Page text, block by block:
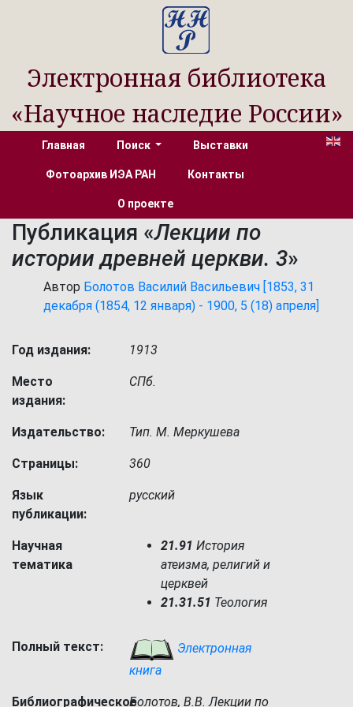
Электронная библиотека
«Научное наследие России»
Главная Поиск Выставки
Фотоархив ИЭА РАН Контакты
О проекте
Публикация «Лекции по
истории древней церкви. 3»
Автор Болотов Василий Васильевич [1853, 31
декабря (1854, 12 января) - 1900, 5 (18) апреля]
Год издания: 1913
Место
издания:
СПб.
Издательство: Тип. М. Меркушева
Страницы: 360
Язык
публикации:
русский
Научная
тематика
21.91 История
атеизма, религий и
церквей
21.31.51 Теология
Полный текст:
Электронная
книга
БиблиографическоеБолотов, В.В. Лекции по